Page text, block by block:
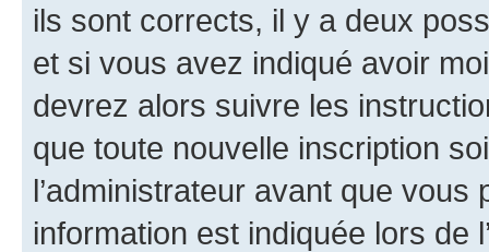
ils sont corrects, il y a deux
et si vous avez indiqué avoir
devrez alors suivre les
que toute nouvelle inscription
l’administrateur avant que
information est indiquée lors de